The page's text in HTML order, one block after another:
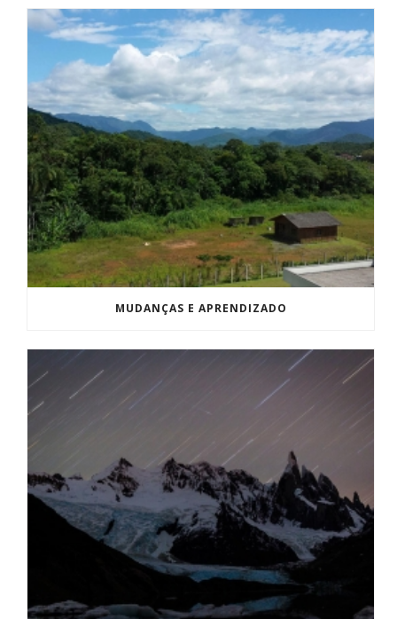
MUDANÇAS E APRENDIZADO